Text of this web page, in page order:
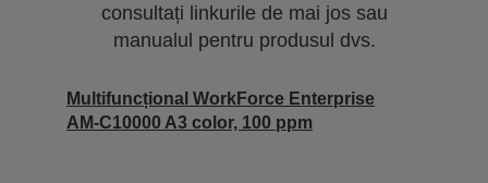
consultați linkurile de mai jos sau
manualul pentru produsul dvs.
Multifuncțional WorkForce Enterprise
AM-C10000 A3 color, 100 ppm